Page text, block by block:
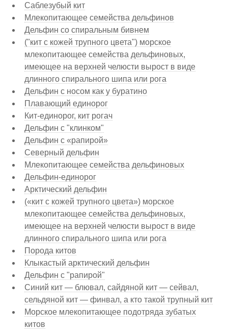
Саблезубый кит
Млекопитающее семейства дельфинов
Дельфин со спиральным бивнем
("кит с кожей трупного цвета") морское
млекопитающее семейства дельфиновых,
имеющее на верхней челюсти вырост в виде
длинного спирального шипа или рога
Дельфин с носом как у буратино
Плавающий единорог
Кит-единорог, кит рогач
Дельфин с "клинком"
Дельфин с «рапирой»
Северный дельфин
Млекопитающее семейства дельфиновых
Дельфин-единорог
Арктический дельфин
(«кит с кожей трупного цвета») морское
млекопитающее семейства дельфиновых,
имеющее на верхней челюсти вырост в виде
длинного спирального шипа или рога
Порода китов
Клыкастый арктический дельфин
Дельфин с "рапирой"
Синий кит — блювал, сайдяной кит — сейвал,
сельдяной кит — финвал, а кто такой трупный кит
Морское млекопитающее подотряда зубатых
китов